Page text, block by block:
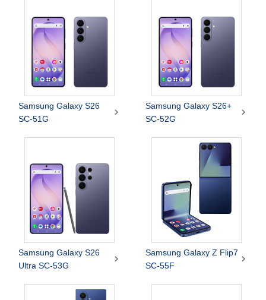
Samsung Galaxy S26
SC-51G

Samsung Galaxy S26+
SC-52G

Samsung Galaxy S26
Ultra SC-53G

Samsung Galaxy Z Flip7
SC-55F
